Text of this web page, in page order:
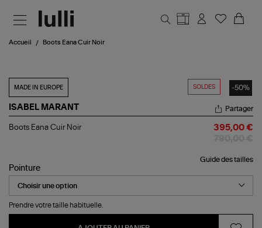
Accueil Boots Eana Cuir Noir
SOLDES -50%
MADE IN EUROPE
ISABEL MARANT
Boots
Partager
Boots Eana Cuir Noir 395,00 €
Guide des tailles
Pointure
Prendre votre taille habituelle.